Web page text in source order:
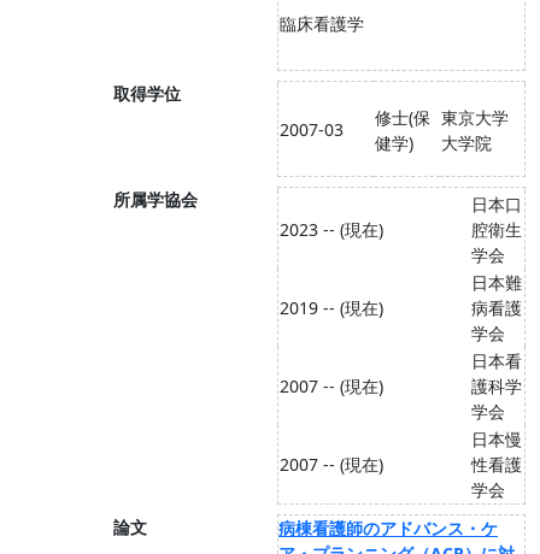
臨床看護学
取得学位
2007-03
修士(保
健学)
東京大学
大学院
所属学協会
2023 -- (現在)
日本口
腔衛生
学会
2019 -- (現在)
日本難
病看護
学会
2007 -- (現在)
日本看
護科学
学会
2007 -- (現在)
日本慢
性看護
学会
論文
病棟看護師のアドバンス・ケ